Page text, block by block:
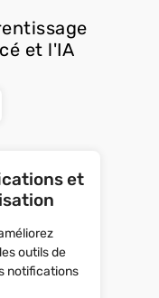
et l'IA
et
outils de
notifications